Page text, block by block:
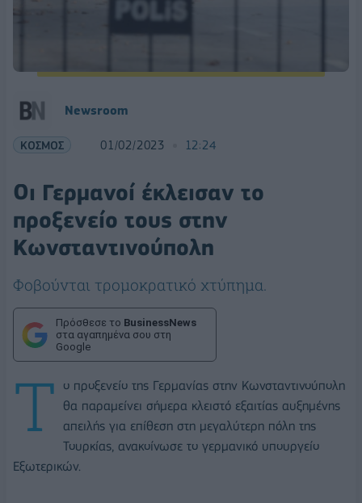
Newsroom
ΚΟΣΜΟΣ 01/02/2023 12:24
Οι Γερμανοί έκλεισαν το
προξενείο τους στην
Κωνσταντινούπολη
Φοβούνται τρομοκρατικό χτύπημα.
Πρόσθεσε το BusinessNews
στα αγαπημένα σου στη
Google
Τ
ο προξενείο της Γερμανίας στην Κωνσταντινούπολη
θα παραμείνει σήμερα κλειστό εξαιτίας αυξημένης
απειλής για επίθεση στη μεγαλύτερη πόλη της
Τουρκίας, ανακοίνωσε το γερμανικό υπουργείο
Εξωτερικών.